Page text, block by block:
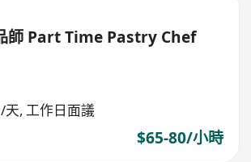
師 Part Time Pastry Chef
, 工作日面議
$65-80/小時